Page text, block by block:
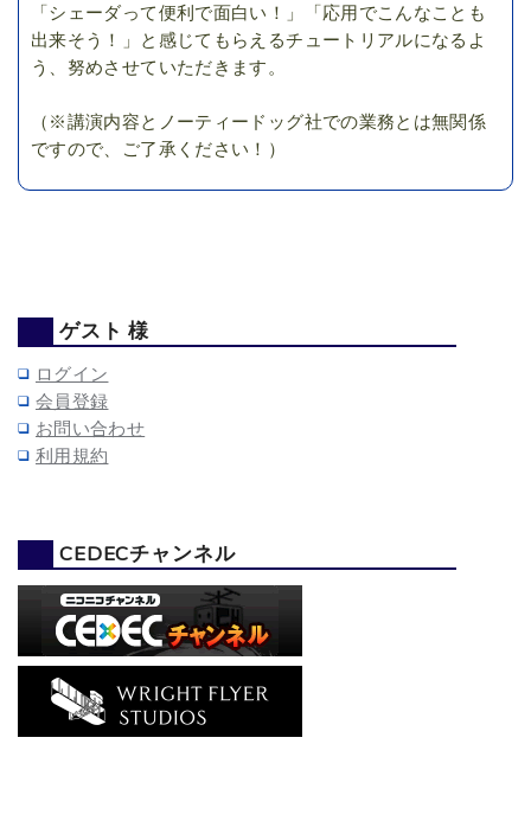
「シェーダって便利で面白い！」「応用でこんなことも
出来そう！」と感じてもらえるチュートリアルになるよ
う、努めさせていただきます。
（※講演内容とノーティードッグ社での業務とは無関係
ですので、ご了承ください！）
ゲスト 様
ログイン
会員登録
お問い合わせ
利用規約
CEDECチャンネル